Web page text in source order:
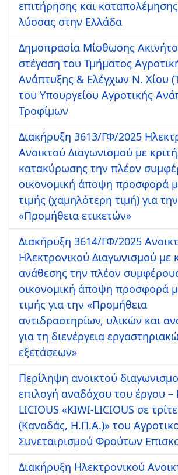
επιτήρησης και
λύσσας στην Ελλάδα
Δημοπρασία Μίσθωσης
στέγαση του Τμήματος
Ανάπτυξης & Ελέγχων Ν. Χίου
του Υπουργείου Αγροτικής
Τροφίμων
Διακήρυξη 3613/ΓΦ/2025
Ανοικτού Διαγωνισμού με
κατακύρωσης την πλέον
οικονομική άποψη προσφορά
τιμής (χαμηλότερη τιμή) για την
«Προμήθεια ετικετών»
Διακήρυξη 3614/ΓΦ/2025
Ηλεκτρονικού Διαγωνισμού με
ανάθεσης την πλέον
οικονομική άποψη προσφορά
τιμής για την «Προμήθεια
αντιδραστηρίων, υλικών και
για τη διενέργεια
εξετάσεων»
Περίληψη ανοικτού
επιλογή αναδόχου του έργου –
LICIOUS «KIWI-LICIOUS σε
(Καναδάς, Η.Π.Α.)» του
Συνεταιρισμού Φρούτων
Διακήρυξη Ηλεκτρονικού